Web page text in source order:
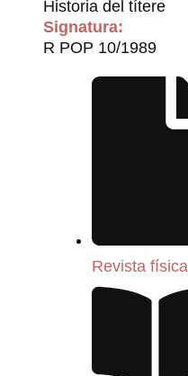
Historia del títere
Signatura:
R POP 10/1989
Revista física